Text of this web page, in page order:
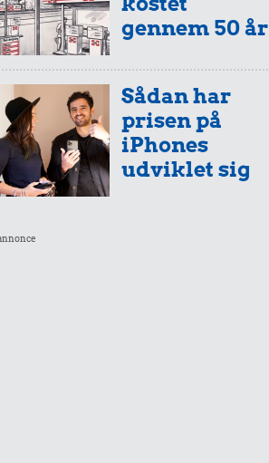
gennem 50 år
Sådan har
prisen på
iPhones
udviklet sig